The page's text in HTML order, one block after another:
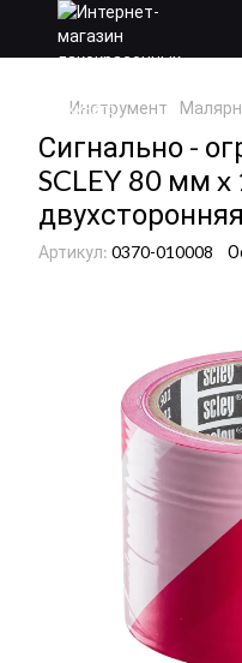
Инструмент
Сигнально -
SCLEY 80 мм x
Артикул: 0370-010008